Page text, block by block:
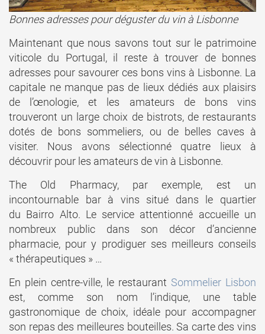
Bonnes adresses pour déguster du vin à Lisbonne
Maintenant que nous savons tout sur le patrimoine
viticole du Portugal, il reste à trouver de bonnes
adresses pour savourer ces bons vins à Lisbonne. La
capitale ne manque pas de lieux dédiés aux plaisirs
de l’œnologie, et les amateurs de bons vins
trouveront un large choix de bistrots, de restaurants
dotés de bons sommeliers, ou de belles caves à
visiter. Nous avons sélectionné quatre lieux à
découvrir pour les amateurs de vin à Lisbonne.
The Old Pharmacy, par exemple, est un
incontournable bar à vins situé dans le quartier
du Bairro Alto. Le service attentionné accueille un
nombreux public dans son décor d’ancienne
pharmacie, pour y prodiguer ses meilleurs conseils
« thérapeutiques » …
En plein centre-ville, le restaurant Sommelier Lisbon
est, comme son nom l’indique, une table
gastronomique de choix, idéale pour accompagner
son repas des meilleures bouteilles. Sa carte des vins